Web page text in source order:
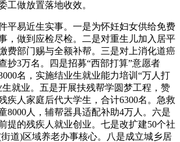
工做放置落地收效。
易近生实事。一是为怀妊妇女供给免费
，做到应检尽检。二是对重生儿加入居平
费部门赐与全额补帮。三是对上消化道癌
抄3万名。四是招募“西部打算”意愿者
名，实施结业生就业能力培训“万人打
就业。五是开展扶残帮学圆梦工程，赞
疾人家庭后代大学生，合计6300名。急救
8000人，辅帮器具适配补助4万人。六是
提的残疾人就业创业。七是改扩建50个社
道)区域养老办事核心。八是成立城乡居